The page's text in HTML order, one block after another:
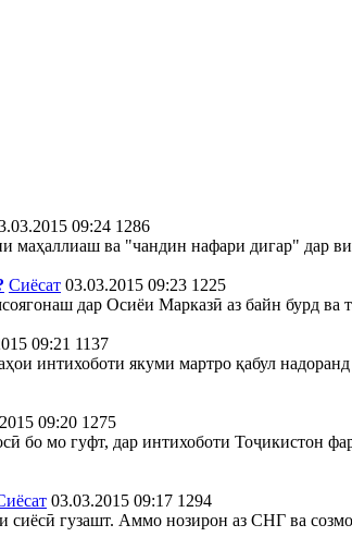
09:24 1286
маҳаллиаш ва "чандин нафари дигар" дар
Сиёсат 03.03.2015 09:23 1225
дар Осиёи Марказӣ аз байн бурд ва
09:21 1137
интихоботи якуми мартро қабул
09:20 1275
мо гуфт, дар интихоботи Тоҷикистон
03.03.2015 09:17 1294
гузашт. Аммо нозирон аз СНГ ва